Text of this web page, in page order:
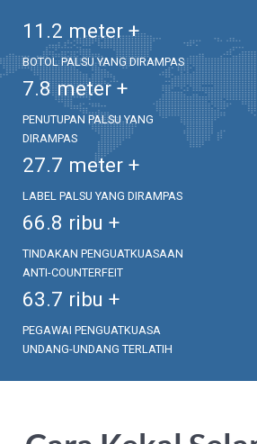
11.2 meter +
BOTOL PALSU YANG DIRAMPAS
7.8 meter +
PENUTUPAN PALSU YANG
DIRAMPAS
27.7 meter +
LABEL PALSU YANG DIRAMPAS
66.8 ribu +
TINDAKAN PENGUATKUASAAN
ANTI-COUNTERFEIT
63.7 ribu +
PEGAWAI PENGUATKUASA
UNDANG-UNDANG TERLATIH